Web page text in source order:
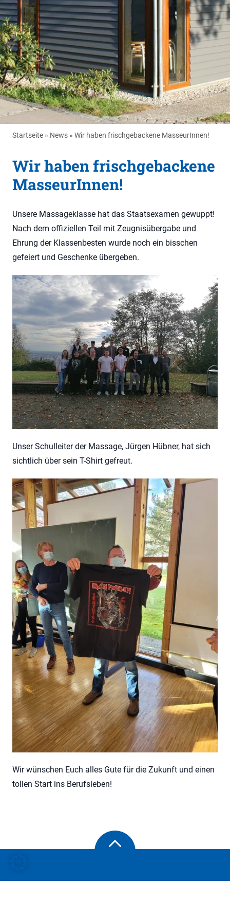
Startseite » News » Wir haben frischgebackene MasseurInnen!
Wir haben frischgebackene
MasseurInnen!
Unsere Massageklasse hat das Staatsexamen gewuppt!
Nach dem offiziellen Teil mit Zeugnisübergabe und
Ehrung der Klassenbesten wurde noch ein bisschen
gefeiert und Geschenke übergeben.
Unser Schulleiter der Massage, Jürgen Hübner, hat sich
sichtlich über sein T-Shirt gefreut.
Wir wünschen Euch alles Gute für die Zukunft und einen
tollen Start ins Berufsleben!